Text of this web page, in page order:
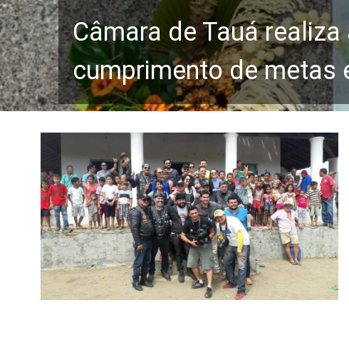
Câmara de Tauá
cumprimento de metas